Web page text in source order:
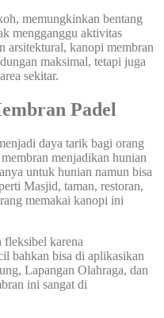
memungkinkan bentang
mengganggu aktivitas
arsitektural, kanopi membran
maksimal, tetapi juga
sekitar.
Padel
daya tarik bagi orang
menjadikan hunian
untuk hunian namun bisa
Masjid, taman, restoran,
memakai kanopi ini
fleksibel karena
bahkan bisa di aplikasikan
Lapangan Olahraga, dan
ini sangat di